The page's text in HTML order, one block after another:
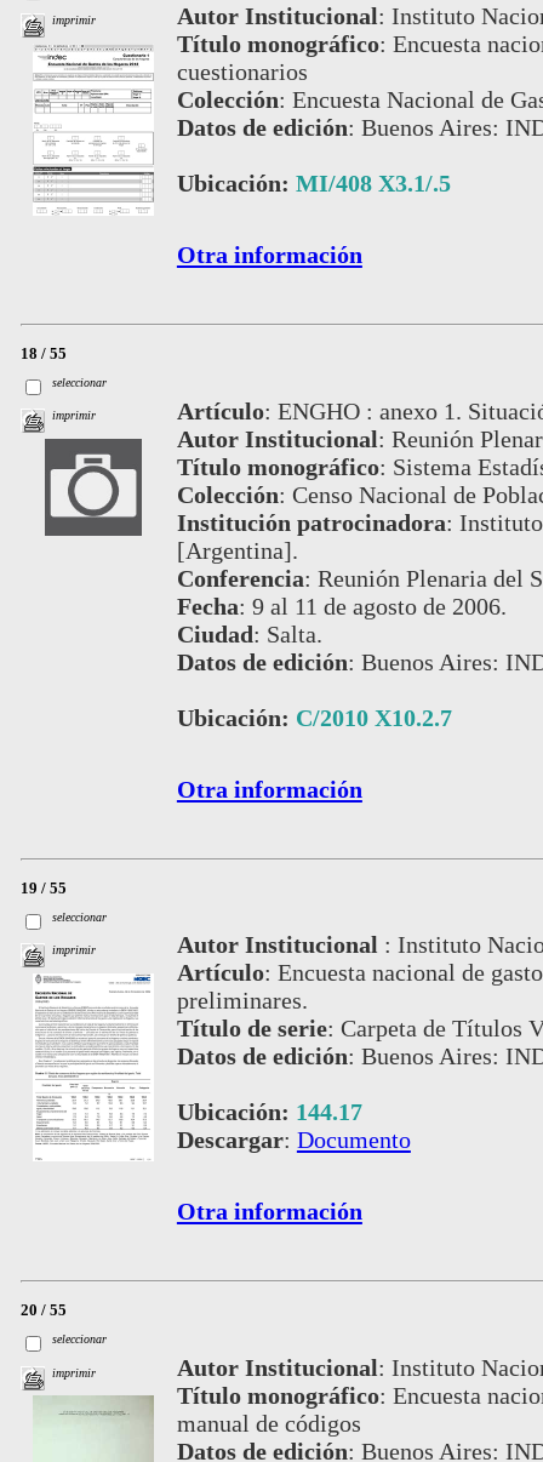
imprimir Autor Institucional: Instituto
Título monográfico: Encuesta
cuestionarios
Colección: Encuesta Nacional de
Datos de edición: Buenos Aires:
Ubicación: MI/408 X3.1/.5
Otra información
18 / 55
seleccionar
imprimir Artículo: ENGHO : anexo 1.
Autor Institucional: Reunión
Título monográfico: Sistema
Colección: Censo Nacional de
Institución patrocinadora:
[Argentina].
Conferencia: Reunión Plenaria del
Fecha: 9 al 11 de agosto de 2006.
Ciudad: Salta.
Datos de edición: Buenos Aires:
Ubicación: C/2010 X10.2.7
Otra información
19 / 55
seleccionar
imprimir Autor Institucional : Instituto
Artículo: Encuesta nacional de
preliminares.
Título de serie: Carpeta de Títulos
Datos de edición: Buenos Aires:
Ubicación: 144.17
Descargar: Documento
Otra información
20 / 55
seleccionar
imprimir Autor Institucional: Instituto
Título monográfico: Encuesta
manual de códigos
Datos de edición: Buenos Aires: